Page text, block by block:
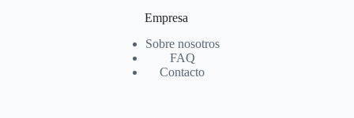
Empresa
Sobre nosotros
FAQ
Contacto